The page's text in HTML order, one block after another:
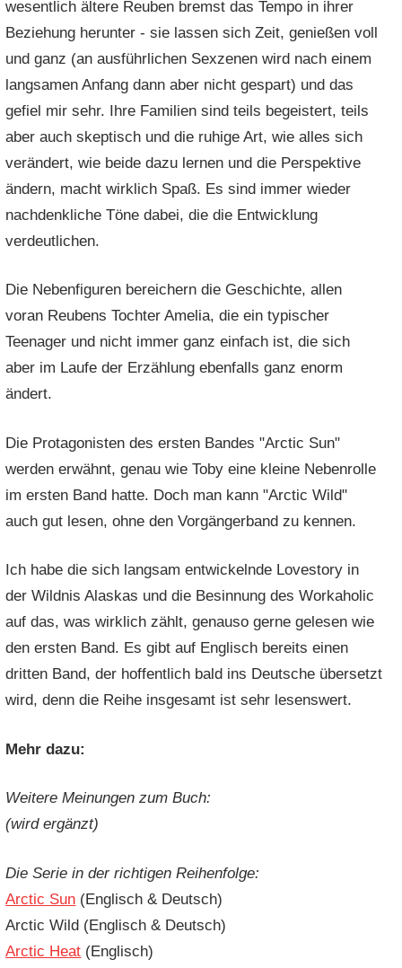
wesentlich ältere Reuben bremst das Tempo in ihrer
Beziehung herunter - sie lassen sich Zeit, genießen voll
und ganz (an ausführlichen Sexzenen wird nach einem
langsamen Anfang dann aber nicht gespart) und das
gefiel mir sehr. Ihre Familien sind teils begeistert, teils
aber auch skeptisch und die ruhige Art, wie alles sich
verändert, wie beide dazu lernen und die Perspektive
ändern, macht wirklich Spaß. Es sind immer wieder
nachdenkliche Töne dabei, die die Entwicklung
verdeutlichen.
Die Nebenfiguren bereichern die Geschichte, allen
voran Reubens Tochter Amelia, die ein typischer
Teenager und nicht immer ganz einfach ist, die sich
aber im Laufe der Erzählung ebenfalls ganz enorm
ändert.
Die Protagonisten des ersten Bandes "Arctic Sun"
werden erwähnt, genau wie Toby eine kleine Nebenrolle
im ersten Band hatte. Doch man kann "Arctic Wild"
auch gut lesen, ohne den Vorgängerband zu kennen.
Ich habe die sich langsam entwickelnde Lovestory in
der Wildnis Alaskas und die Besinnung des Workaholic
auf das, was wirklich zählt, genauso gerne gelesen wie
den ersten Band. Es gibt auf Englisch bereits einen
dritten Band, der hoffentlich bald ins Deutsche übersetzt
wird, denn die Reihe insgesamt ist sehr lesenswert.
Mehr dazu:
Weitere Meinungen zum Buch:
(wird ergänzt)
Die Serie in der richtigen Reihenfolge:
Arctic Sun (Englisch & Deutsch)
Arctic Wild (Englisch & Deutsch)
Arctic Heat (Englisch)